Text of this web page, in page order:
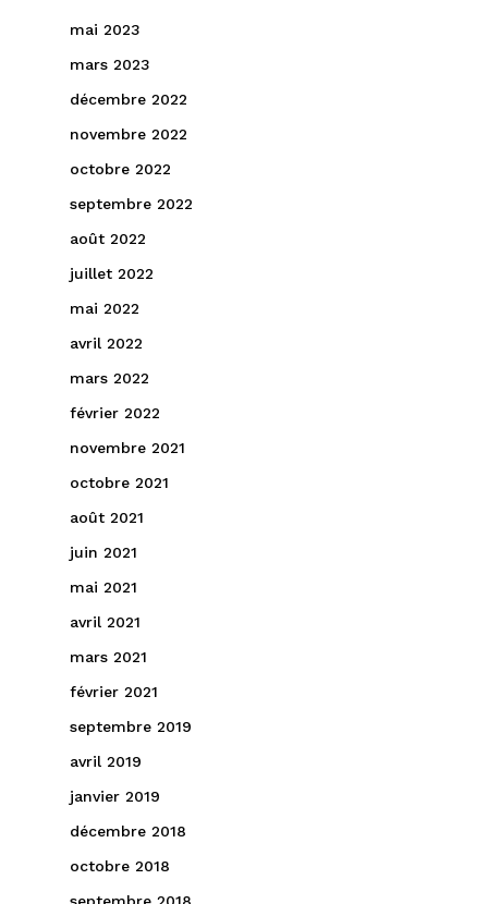
mai 2023
mars 2023
décembre 2022
novembre 2022
octobre 2022
septembre 2022
août 2022
juillet 2022
mai 2022
avril 2022
mars 2022
février 2022
novembre 2021
octobre 2021
août 2021
juin 2021
mai 2021
avril 2021
mars 2021
février 2021
septembre 2019
avril 2019
janvier 2019
décembre 2018
octobre 2018